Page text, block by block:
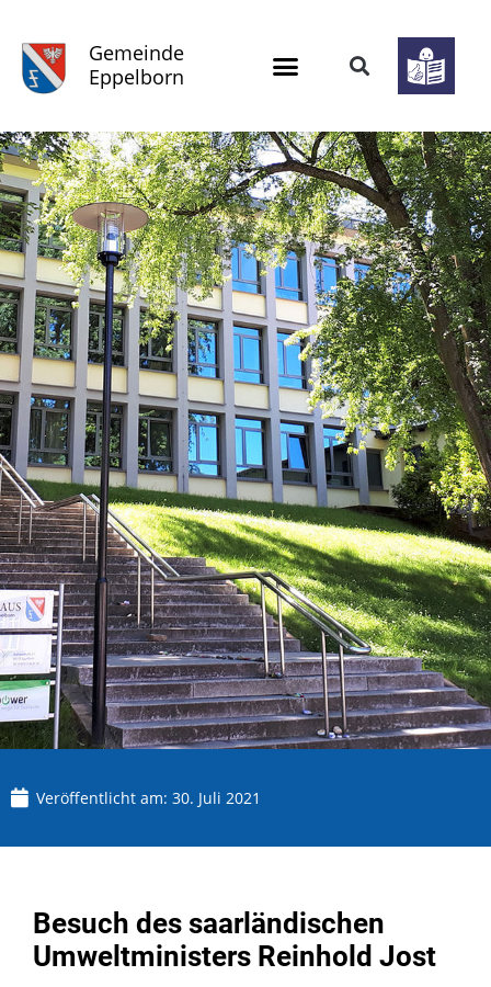
Gemeinde
Eppelborn
Veröffentlicht am: 30. Juli 2021
Besuch des saarländischen
Umweltministers Reinhold Jost